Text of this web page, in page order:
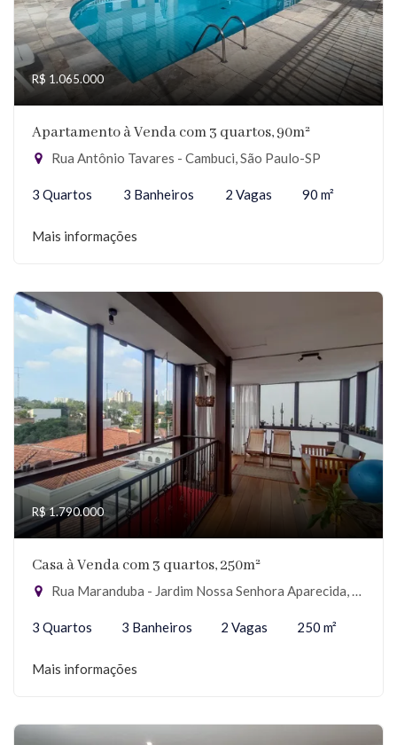
R$ 1.065.000
Apartamento à Venda com 3 quartos, 90m²
Rua Antônio Tavares - Cambuci, São Paulo-SP
3 Quartos 3 Banheiros 2 Vagas 90 m²
Mais informações
R$ 1.790.000
Casa à Venda com 3 quartos, 250m²
Rua Maranduba - Jardim Nossa Senhora Aparecida, São Paulo-SP
3 Quartos 3 Banheiros 2 Vagas 250 m²
Mais informações